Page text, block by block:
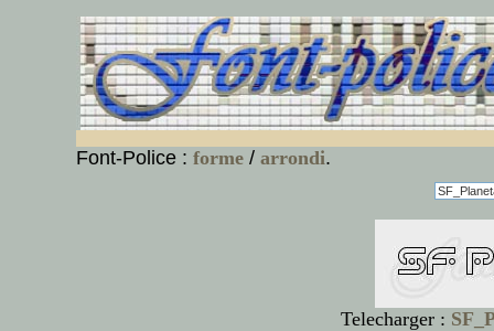
Font-Police : forme/ arrondi.
Telecharger :